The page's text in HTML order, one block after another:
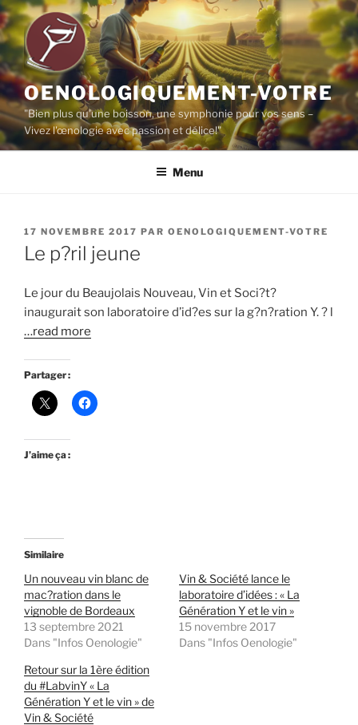
Aller
au
contenu
principal
OENOLOGIQUEMENT-VOTRE
"Bien plus qu'une boisson, une symphonie pour vos sens –
Vivez l'œnologie avec passion et délice!"
Menu
PUBLIÉ
LE
17 NOVEMBRE 2017 PAR OENOLOGIQUEMENT-VOTRE
Le p?ril jeune
Le jour du Beaujolais Nouveau, Vin et Soci?t?
inaugurait son laboratoire d’id?es sur la g?n?ration Y. ? l
…read more
Partager :
J’aime ça :
Similaire
Un nouveau vin blanc de
mac?ration dans le
vignoble de Bordeaux
13 septembre 2021
Dans "Infos Oenologie"
Vin & Société lance le
laboratoire d’idées : « La
Génération Y et le vin »
15 novembre 2017
Dans "Infos Oenologie"
Retour sur la 1ère édition
du #LabvinY « La
Génération Y et le vin » de
Vin & Société